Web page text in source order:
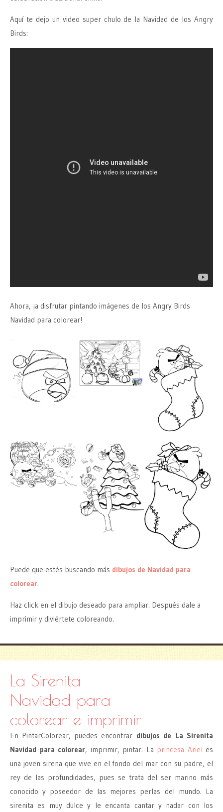
Aquí te dejo un video super chulo de la Navidad de los Angry
Birds:
Ahora, ¡a disfrutar pintando imágenes de los Angry Birds
Navidad para colorear!
Puede que estés buscando más dibujos de Navidad para
colorear.
Haz click en el dibujo deseado para ampliar. Después dale a
imprimir y diviértete coloreando.
La Sirenita
Navidad para
colorear e imprimir
En PintarColorear, puedes encontrar dibujos de La Sirenita
Navidad para colorear, imprimir, pintar. La princesa Ariel es
una joven sirena que vive en el fondo del mar con su padre, el
rey de las profundidades, pues se trata del ser marino más
conocido y poseedor de las mejores perlas del mundo. La
sirenita es muy dulce y le encanta cantar y nadar con los